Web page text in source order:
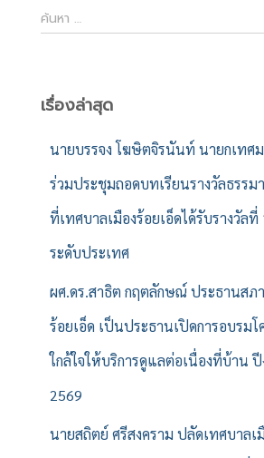
ค้
น
สำ
ค้นหา …
เรื่องล่าสุด
นายบรรจง โฆษิตจิรนันท์ นายกเทศ
ร่วมประชุมถอดบทเรียนรางวัลธรรม
ที่เทศบาลเมืองร้อยเอ็ดได้รับรางวัล
ระดับประเทศ
ผศ.ดร.สาธิต กฤตลักษณ์ ประธานสภ
ร้อยเอ็ด เป็นประธานเปิดการอบรมโ
ใกล้ใจให้บริการดูแลต่อเนื่องที่บ้าน
2569
นายสถิตย์ ศรีสงคราม ปลัดเทศบาลเ